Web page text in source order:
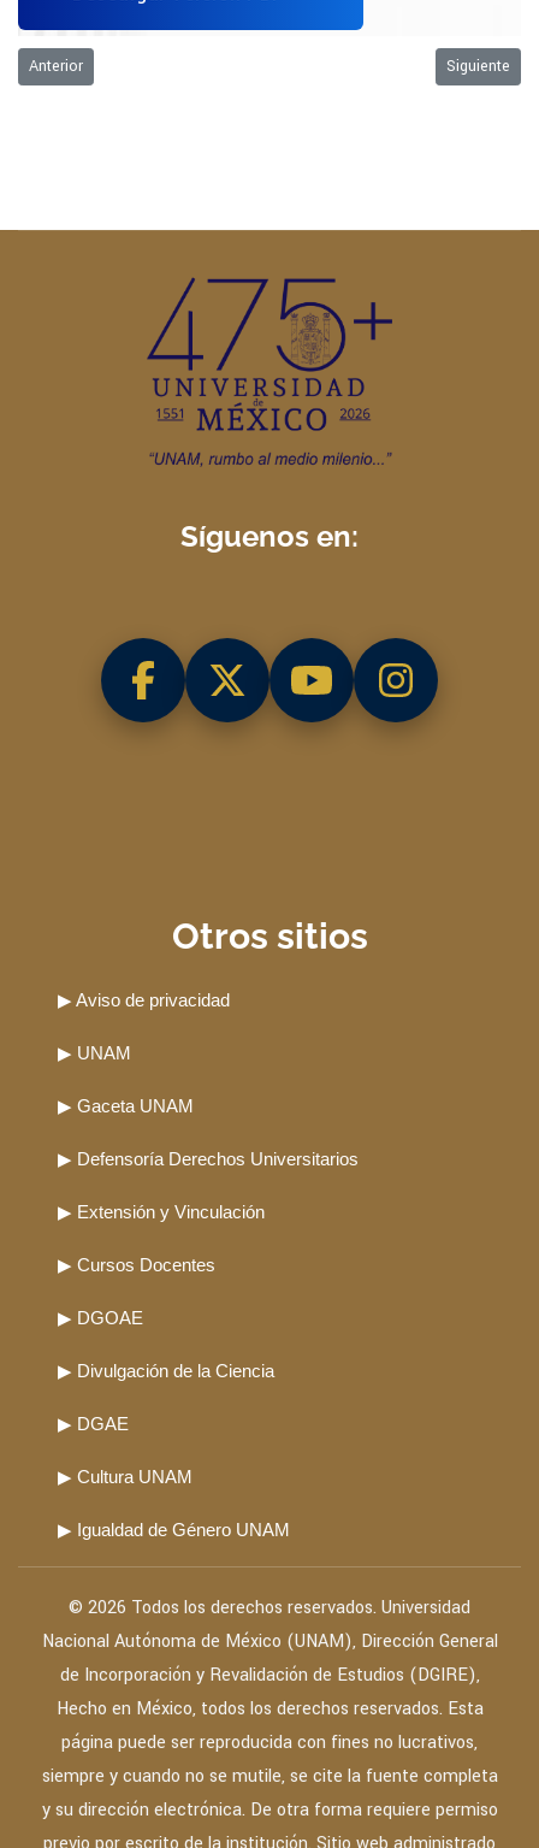
Artículo anterior: Registro a Exámenes Extraordinarios periodo escolar
Anterior Artículo
Siguiente
Síguenos en:
Otros sitios
▶ Aviso de privacidad
▶ UNAM
▶ Gaceta UNAM
▶ Defensoría Derechos Universitarios
▶ Extensión y Vinculación
▶ Cursos Docentes
▶ DGOAE
▶ Divulgación de la Ciencia
▶ DGAE
▶ Cultura UNAM
▶ Igualdad de Género UNAM
© 2026 Todos los derechos reservados. Universidad
Nacional Autónoma de México (UNAM), Dirección General
de Incorporación y Revalidación de Estudios (DGIRE),
Hecho en México, todos los derechos reservados. Esta
página puede ser reproducida con fines no lucrativos,
siempre y cuando no se mutile, se cite la fuente completa
y su dirección electrónica. De otra forma requiere permiso